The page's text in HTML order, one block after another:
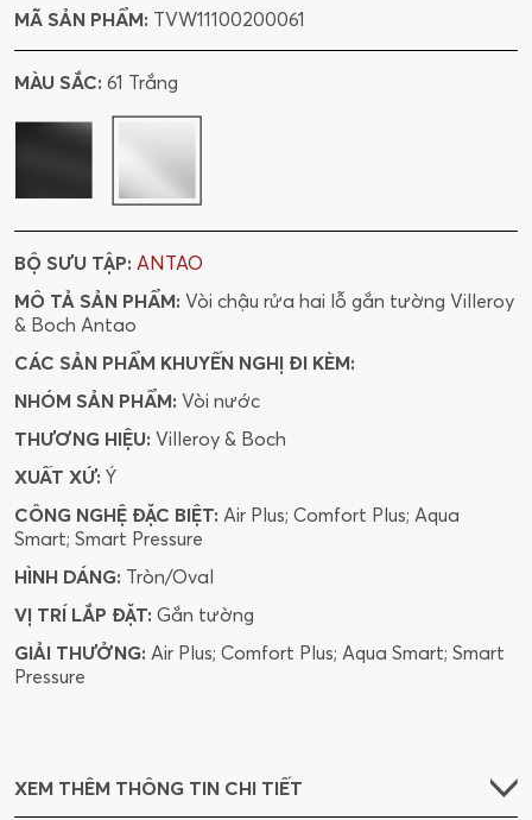
MÃ SẢN PHẨM: TVW11100200061
MÀU SẮC: 61 Trắng
BỘ SƯU TẬP: ANTAO
MÔ TẢ SẢN PHẨM: Vòi chậu rửa hai lỗ gắn tường Villeroy
& Boch Antao
CÁC SẢN PHẨM KHUYẾN NGHỊ ĐI KÈM:
NHÓM SẢN PHẨM: Vòi nước
THƯƠNG HIỆU: Villeroy & Boch
XUẤT XỨ: Ý
CÔNG NGHỆ ĐẶC BIỆT: Air Plus; Comfort Plus; Aqua
Smart; Smart Pressure
HÌNH DÁNG: Tròn/Oval
VỊ TRÍ LẮP ĐẶT: Gắn tường
GIẢI THƯỞNG: Air Plus; Comfort Plus; Aqua Smart; Smart
Pressure
XEM THÊM THÔNG TIN CHI TIẾT